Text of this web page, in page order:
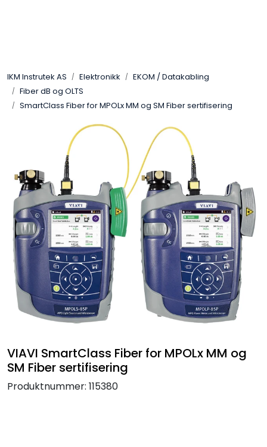
IKM Instrutek AS Elektronikk
EKOM / Datakabling
Fiber dB og OLTS
SmartClass Fiber for MPOLx MM og SM Fiber sertifisering
VIAVI SmartClass Fiber for MPOLx MM og
SM Fiber sertifisering
Produktnummer: 115380
Elektro
Frekvensomformere
Miljø og sikkerhet
Kalibratorer
Termografi
Undervisning
Navigasjon & Kommunikasjon
Maskinvern & Instrumentering